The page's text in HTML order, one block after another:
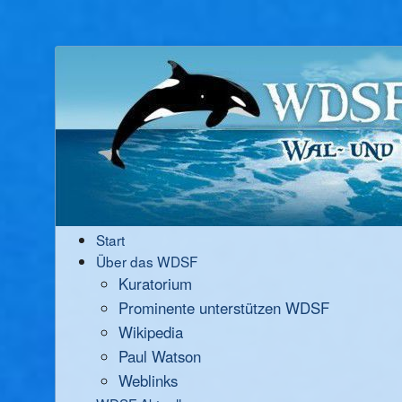
Start
Über das WDSF
Kuratorium
Prominente unterstützen WDSF
Wikipedia
Paul Watson
Weblinks